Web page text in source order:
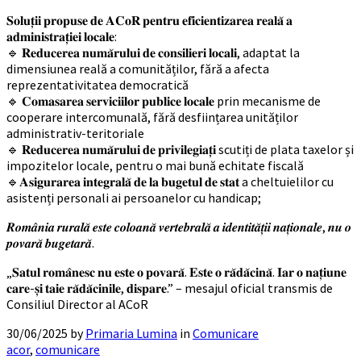
𝐒𝐨𝐥𝐮𝐭̦𝐢𝐢 𝐩𝐫𝐨𝐩𝐮𝐬𝐞 𝐝𝐞 𝐀𝐂𝐨𝐑 𝐩𝐞𝐧𝐭𝐫𝐮 𝐞𝐟𝐢𝐜𝐢𝐞𝐧𝐭𝐢𝐳𝐚𝐫𝐞𝐚 𝐫𝐞𝐚𝐥𝐚̆ 𝐚
𝐚𝐝𝐦𝐢𝐧𝐢𝐬𝐭𝐫𝐚𝐭̦𝐢𝐞𝐢 𝐥𝐨𝐜𝐚𝐥𝐞:
🔹 𝐑𝐞𝐝𝐮𝐜𝐞𝐫𝐞𝐚 𝐧𝐮𝐦𝐚̆𝐫𝐮𝐥𝐮𝐢 𝐝𝐞 𝐜𝐨𝐧𝐬𝐢𝐥𝐢𝐞𝐫𝐢 𝐥𝐨𝐜𝐚𝐥𝐢, adaptat la
dimensiunea reală a comunităților, fără a afecta
reprezentativitatea democratică
🔹 𝐂𝐨𝐦𝐚𝐬𝐚𝐫𝐞𝐚 𝐬𝐞𝐫𝐯𝐢𝐜𝐢𝐢𝐥𝐨𝐫 𝐩𝐮𝐛𝐥𝐢𝐜𝐞 𝐥𝐨𝐜𝐚𝐥𝐞 prin mecanisme de
cooperare intercomunală, fără desființarea unităților
administrativ-teritoriale
🔹 𝐑𝐞𝐝𝐮𝐜𝐞𝐫𝐞𝐚 𝐧𝐮𝐦𝐚̆𝐫𝐮𝐥𝐮𝐢 𝐝𝐞 𝐩𝐫𝐢𝐯𝐢𝐥𝐞𝐠𝐢𝐚𝐭̦𝐢 scutiți de plata taxelor și
impozitelor locale, pentru o mai bună echitate fiscală
🔹𝐀𝐬𝐢𝐠𝐮𝐫𝐚𝐫𝐞𝐚 𝐢𝐧𝐭𝐞𝐠𝐫𝐚𝐥𝐚̆ 𝐝𝐞 𝐥𝐚 𝐛𝐮𝐠𝐞𝐭𝐮𝐥 𝐝𝐞 𝐬𝐭𝐚𝐭 a cheltuielilor cu
asistenți personali ai persoanelor cu handicap;
𝑹𝒐𝒎𝒂̂𝒏𝒊𝒂 𝒓𝒖𝒓𝒂𝒍𝒂̆ 𝒆𝒔𝒕𝒆 𝒄𝒐𝒍𝒐𝒂𝒏𝒂̆ 𝒗𝒆𝒓𝒕𝒆𝒃𝒓𝒂𝒍𝒂̆ 𝒂 𝒊𝒅𝒆𝒏𝒕𝒊𝒕𝒂̆𝒕̦𝒊𝒊 𝒏𝒂𝒕̦𝒊𝒐𝒏𝒂𝒍𝒆, 𝒏𝒖 𝒐
𝒑𝒐𝒗𝒂𝒓𝒂̆ 𝒃𝒖𝒈𝒆𝒕𝒂𝒓𝒂̆.
„𝐒𝐚𝐭𝐮𝐥 𝐫𝐨𝐦𝐚̂𝐧𝐞𝐬𝐜 𝐧𝐮 𝐞𝐬𝐭𝐞 𝐨 𝐩𝐨𝐯𝐚𝐫𝐚̆. 𝐄𝐬𝐭𝐞 𝐨 𝐫𝐚̆𝐝𝐚̆𝐜𝐢𝐧𝐚̆. 𝐈𝐚𝐫 𝐨 𝐧𝐚𝐭̦𝐢𝐮𝐧𝐞
𝐜𝐚𝐫𝐞-𝐬̦𝐢 𝐭𝐚𝐢𝐞 𝐫𝐚̆𝐝𝐚̆𝐜𝐢𝐧𝐢𝐥𝐞, 𝐝𝐢𝐬𝐩𝐚𝐫𝐞.” – mesajul oficial transmis de
Consiliul Director al ACoR
30/06/2025 byPrimaria Lumina in Comunicare
acor, comunicare